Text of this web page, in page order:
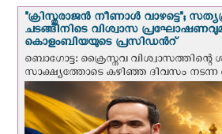
"ക്രിസ്തുരാജന്‍ നീണാള്‍ വാഴട്ടെ";
ചടങ്ങിനിടെ വിശ്വാസ
കൊളംബിയയുടെ പ്രസിഡന്‍റ്
ബൊഗോട്ട: ക്രൈസ്തവ വിശ്വാസത്തിന്റെ
സാക്ഷ്യത്തോടെ കഴിഞ്ഞ ദിവസം